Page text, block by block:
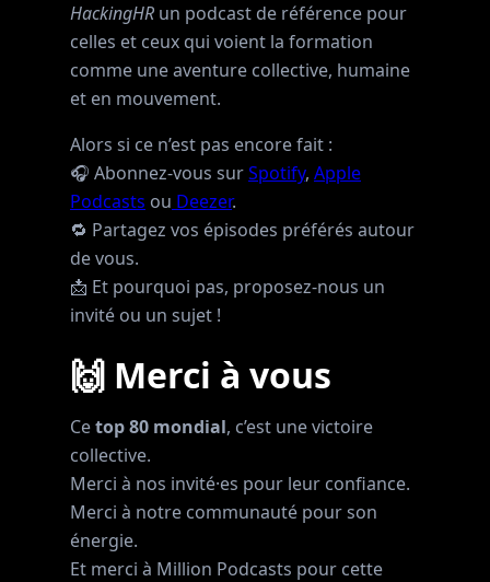
HackingHR un podcast de référence pour
celles et ceux qui voient la formation
comme une aventure collective, humaine
et en mouvement.
Alors si ce n’est pas encore fait :
🎧 Abonnez-vous surSpotify, Apple
Podcasts ou Deezer.
🔁 Partagez vos épisodes préférés autour
de vous.
📩 Et pourquoi pas, proposez-nous un
invité ou un sujet !
🙌 Merci à vous
Cetop 80 mondial, c’est une victoire
collective.
Merci à nos invité·es pour leur confiance.
Merci à notre communauté pour son
énergie.
Et merci à Million Podcasts pour cette